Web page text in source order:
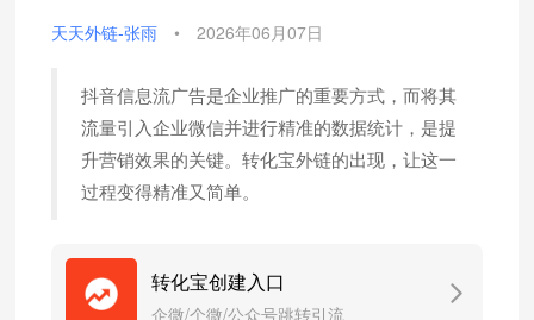
天天外链-张雨 • 2026年06月07日
抖音信息流广告是企业推广的重要方式，而将其
流量引入企业微信并进行精准的数据统计，是提
升营销效果的关键。转化宝外链的出现，让这一
过程变得精准又简单。
转化宝创建入口
企微/个微/公众号跳转引流